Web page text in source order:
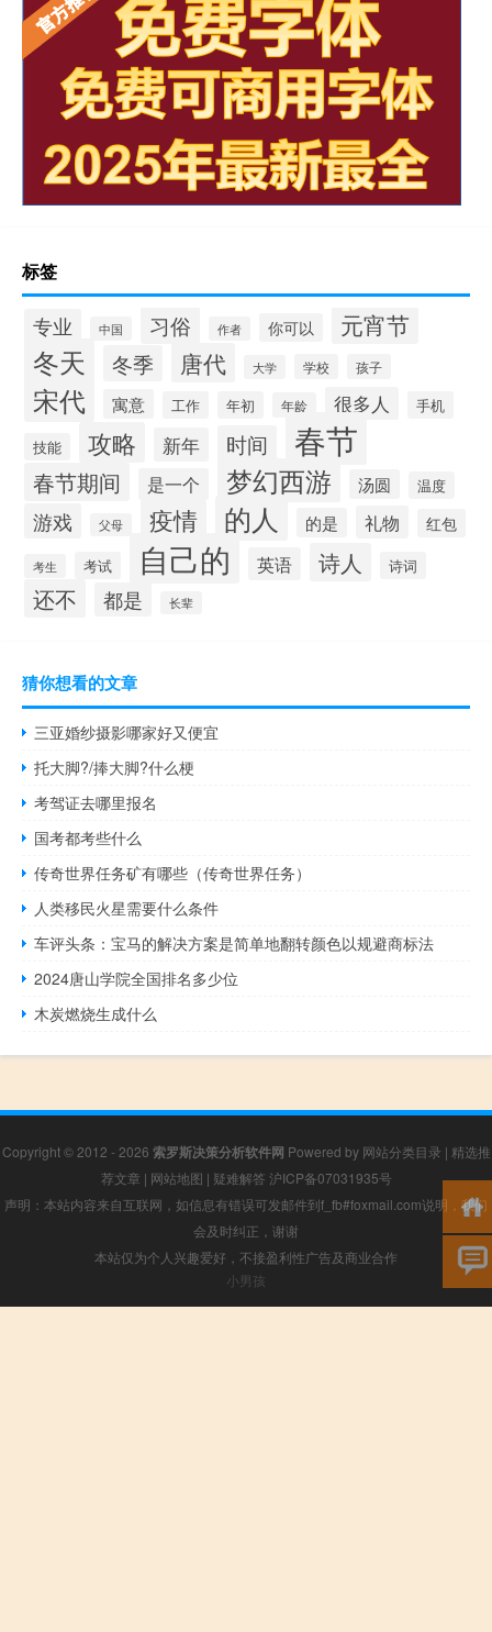
标签
专业 中国 习俗 作者 你可以 元宵节
冬天 冬季 唐代 大学 学校 孩子
宋代 寓意 工作 年初 年龄 很多人
手机
技能
攻略 新年 时间 春节
春节期间 是一个 梦幻西游 汤圆 温度
游戏 父母 疫情 的人 的是 礼物 红包
考生 考试 自己的 英语 诗人 诗词
还不 都是 长辈
猜你想看的文章
三亚婚纱摄影哪家好又便宜
托大脚?/捧大脚?什么梗
考驾证去哪里报名
国考都考些什么
传奇世界任务矿有哪些（传奇世界任务）
人类移民火星需要什么条件
车评头条：宝马的解决方案是简单地翻转颜色以规避商标法
2024唐山学院全国排名多少位
木炭燃烧生成什么
Copyright © 2012 - 2026 索罗斯决策分析软件网 Powered by 网站分类目录 | 精选推
荐文章 | 网站地图 | 疑难解答 沪ICP备07031935号
声明：本站内容来自互联网，如信息有错误可发邮件到f_fb#foxmail.com说明，我们
会及时纠正，谢谢
本站仅为个人兴趣爱好，不接盈利性广告及商业合作
小男孩